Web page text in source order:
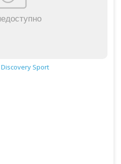
Discovery Sport